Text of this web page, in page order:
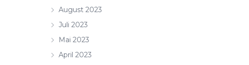
August 2023
Juli 2023
Mai 2023
April 2023